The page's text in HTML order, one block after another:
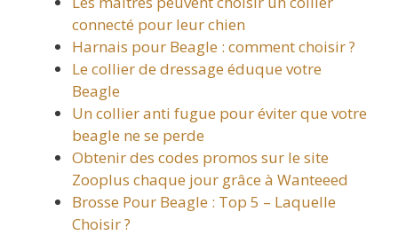
connecté pour leur chien
Harnais pour Beagle : comment choisir ?
Le collier de dressage éduque votre
Beagle
Un collier anti fugue pour éviter que votre
beagle ne se perde
Obtenir des codes promos sur le site
Zooplus chaque jour grâce à Wanteeed
Brosse Pour Beagle : Top 5 – Laquelle
Choisir ?